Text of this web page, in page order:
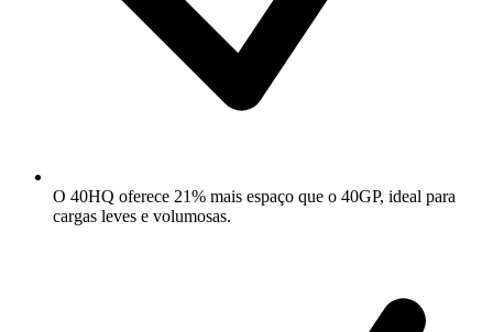
O 40HQ oferece 21% mais espaço que o 40GP, ideal para
cargas leves e volumosas.